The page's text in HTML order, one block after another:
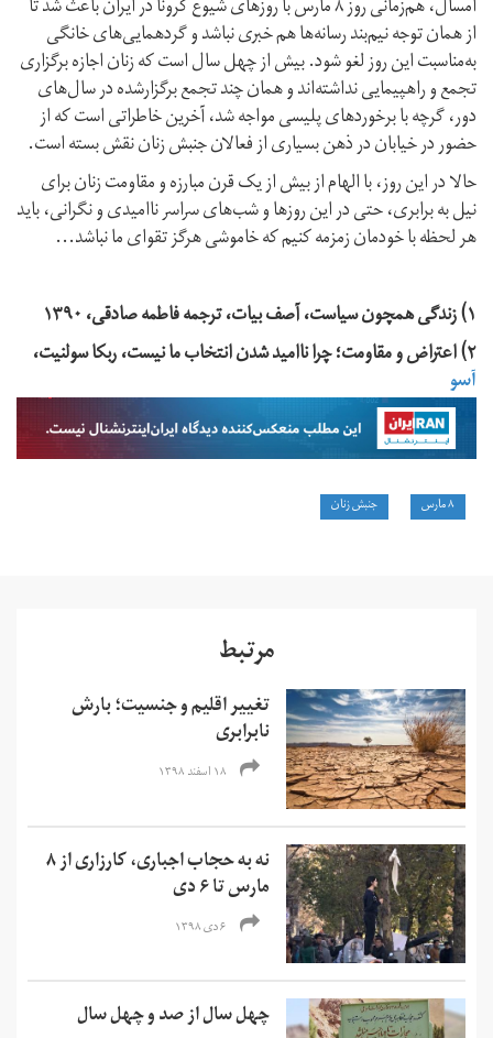
امسال، هم‌زمانی روز ۸ مارس با روزهای شیوع کرونا در ایران باعث شد تا
از همان توجه نیم‌بند رسانه‌‏ها هم خبری نباشد و گردهمایی‌‎های خانگی
به‌مناسبت این روز لغو شود. بیش از چهل سال است که زنان اجازه برگزاری
تجمع و راهپیمایی نداشته‌اند و همان چند تجمع برگزار‌شده در سال‏‌های
دور، گرچه با برخوردهای پلیسی مواجه شد، آخرین خاطراتی است که از
حضور در خیابان در ذهن بسیاری از فعالان جنبش زنان نقش بسته است.
حالا در این روز، با الهام از بیش از یک قرن مبارزه و مقاومت زنان برای
نیل به برابری، حتی در این روزها و شب‌های سراسر ناامیدی و نگرانی، باید
هر لحظه با خودمان زمزمه کنیم که خاموشی هرگز تقوای ما نباشد...
۱) زندگی همچون سیاست، آصف بیات، ترجمه فاطمه صادقی، ۱۳۹۰
۲) اعتراض و مقاومت؛ چرا ناامید شدن انتخاب ما نیست، ربکا سولنیت،
آسو
۸ مارس جنبش زنان
مرتبط
تغییر اقلیم و جنسیت؛ بارش
نابرابری
۱۸ اسفند ۱۳۹۸
نه به حجاب اجباری، کارزاری از ۸
مارس تا ۶ دی
۶ دی ۱۳۹۸
چهل سال از صد و چهل سال